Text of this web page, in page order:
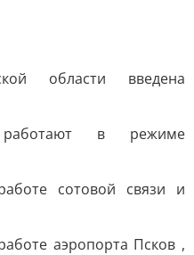
области введена
в режиме
сотовой связи и
аэропорта Псков ,